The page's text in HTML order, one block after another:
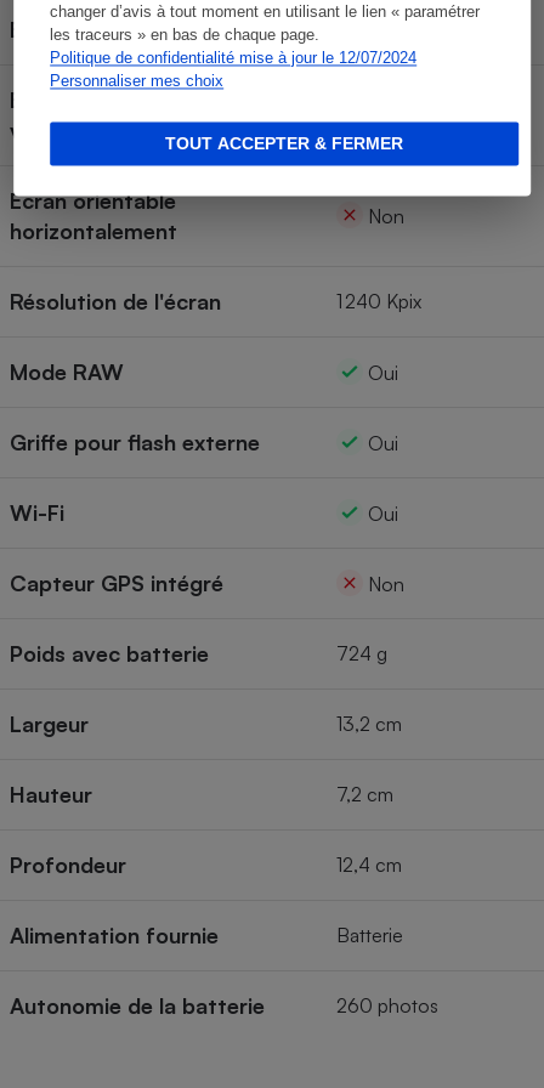
changer d’avis à tout moment en utilisant le lien « paramétrer
les traceurs » en bas de chaque page.
Politique de confidentialité mise à jour le 12/07/2024
Personnaliser mes choix
TOUT ACCEPTER & FERMER
Écran, hauteur
Écran orientable
verticalement
Oui
Écran orientable
horizontalement
Non
Résolution de l'écran 1 240 Kpix
Mode RAW Oui
Griffe pour flash externe Oui
Wi-Fi Oui
Capteur GPS intégré Non
Poids avec batterie 724 g
Largeur 13,2 cm
Hauteur 7,2 cm
Profondeur 12,4 cm
Alimentation fournie Batterie
Autonomie de la batterie 260 photos